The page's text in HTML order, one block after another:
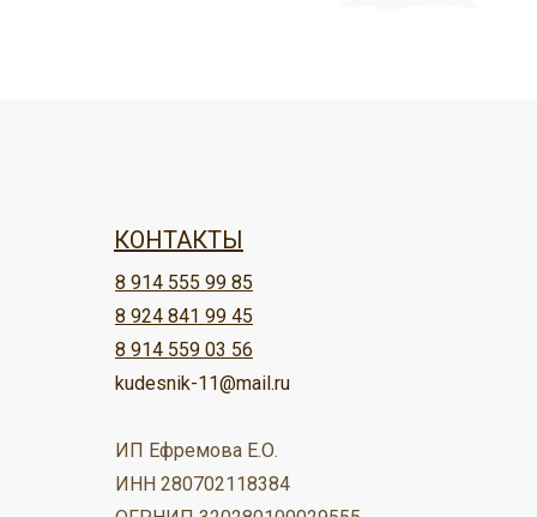
kudesnik-11@mail.ru
8 914 559 03 56
8 914 555 99 85
8 924 841 99 45
КОНТАКТЫ
ИНН 280702118384
ИП Ефремова Е.О.